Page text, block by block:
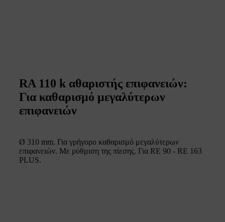
RA 110 k αθαριστής επιφανειών:
Για καθαρισμό μεγαλύτερων
επιφανειών
Ø 310 mm. Για γρήγορο καθαρισμό μεγαλύτερων
επιφανειών. Με ρύθμιση της πίεσης. Για RE 90 - RE 163
PLUS.